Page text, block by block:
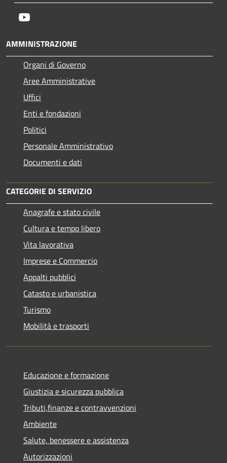
AMMINISTRAZIONE
Organi di Governo
Aree Amministrative
Uffici
Enti e fondazioni
Politici
Personale Amministrativo
Documenti e dati
CATEGORIE DI SERVIZIO
Anagrafe e stato civile
Cultura e tempo libero
Vita lavorativa
Imprese e Commercio
Appalti pubblici
Catasto e urbanistica
Turismo
Mobilità e trasporti
Educazione e formazione
Giustizia e sicurezza pubblica
Tributi,finanze e contravvenzioni
Ambiente
Salute, benessere e assistenza
Autorizzazioni